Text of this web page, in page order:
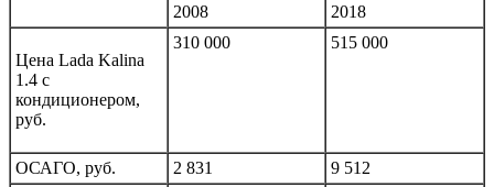
2008 2018
Цена Lada Kalina
1.4 с
кондиционером,
руб.
310 000 515 000
ОСАГО, руб. 2 831
9 512